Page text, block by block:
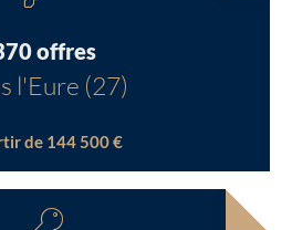
offres
l'Eure (27)
de 144 500 €